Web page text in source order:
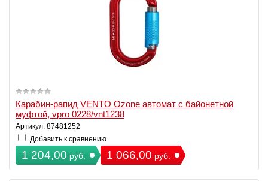
Карабин-рапид VENTO Ozone автомат с байонетной
муфтой, vpro 0228/vnt1238
Артикул: 87481252
Добавить к сравнению
1 204,00 руб. 1 066,00 руб.